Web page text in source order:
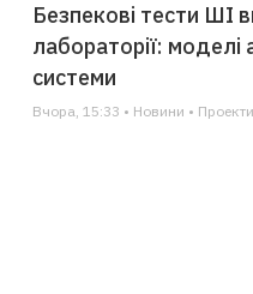
Безпекові тести ШІ
лабораторії: моделі
системи
Вчора, 15:33 • Новини • Проекти